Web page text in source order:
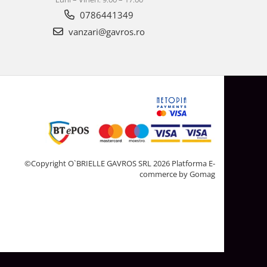
0786441349
vanzari@gavros.ro
©Copyright O`BRIELLE GAVROS SRL 2026 Platforma E-
commerce by Gomag